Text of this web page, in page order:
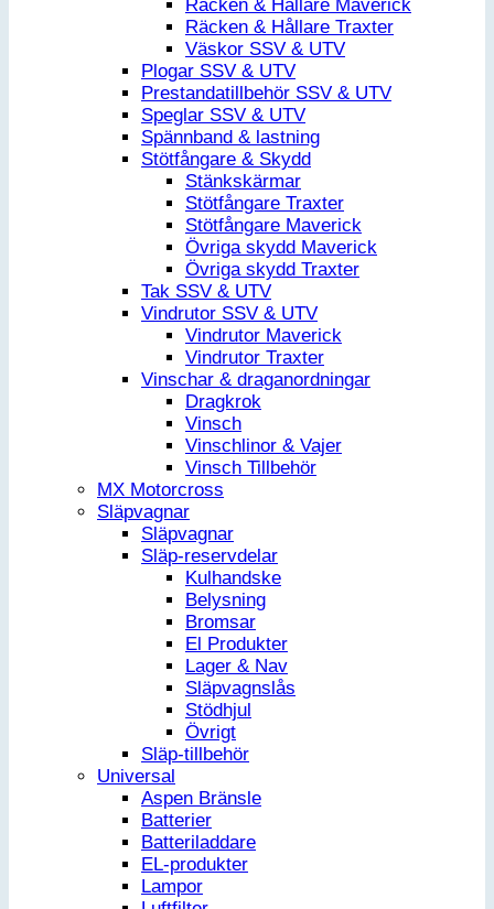
Räcken & Hållare Maverick
Räcken & Hållare Traxter
Väskor SSV & UTV
Plogar SSV & UTV
Prestandatillbehör SSV & UTV
Speglar SSV & UTV
Spännband & lastning
Stötfångare & Skydd
Stänkskärmar
Stötfångare Traxter
Stötfångare Maverick
Övriga skydd Maverick
Övriga skydd Traxter
Tak SSV & UTV
Vindrutor SSV & UTV
Vindrutor Maverick
Vindrutor Traxter
Vinschar & draganordningar
Dragkrok
Vinsch
Vinschlinor & Vajer
Vinsch Tillbehör
MX Motorcross
Släpvagnar
Släpvagnar
Släp-reservdelar
Kulhandske
Belysning
Bromsar
El Produkter
Lager & Nav
Släpvagnslås
Stödhjul
Övrigt
Släp-tillbehör
Universal
Aspen Bränsle
Batterier
Batteriladdare
EL-produkter
Lampor